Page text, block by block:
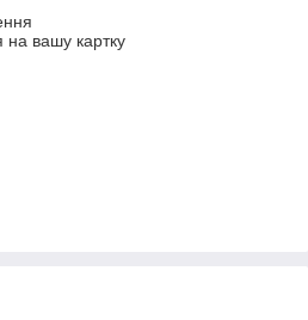
на вашу картку